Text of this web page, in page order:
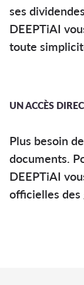
ses
DEEPTiAI
toute
UN ACCÈS
Plus besoin
documents.
DEEPTiAI
officielles des